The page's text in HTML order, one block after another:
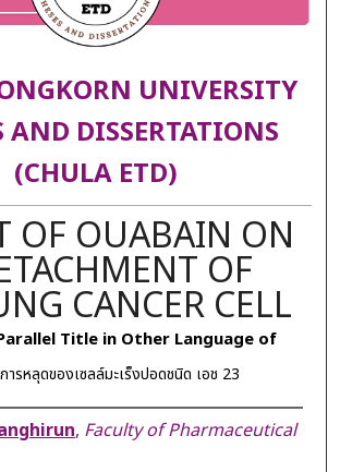
UNIVERSITY
AND DISSERTATIONS
(CHULA ETD)
OF OUABAIN ON
OF
CANCER CELL
Title in Other Language of
รหลุดของเซลล์มะเร็งปอดชนิด เอช 23
, Faculty of Pharmaceutical